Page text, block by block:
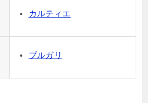
カルティエ
ブルガリ